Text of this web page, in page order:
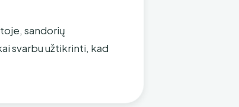
sandorių
svarbu užtikrinti, kad